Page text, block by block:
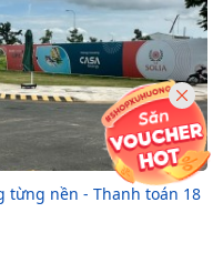
từng nền - Thanh toán 18